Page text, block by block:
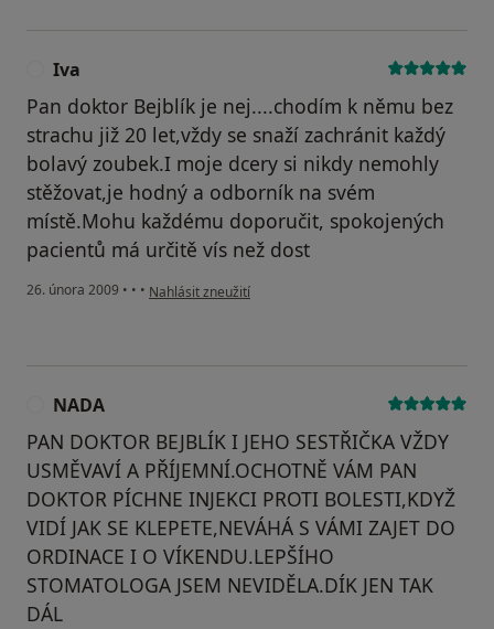
Iva
Pan doktor Bejblík je nej....chodím k němu bez
strachu již 20 let,vždy se snaží zachránit každý
bolavý zoubek.I moje dcery si nikdy nemohly
stěžovat,je hodný a odborník na svém
místě.Mohu každému doporučit, spokojených
pacientů má určitě vís než dost
26. února 2009 • • • podle názoru uživatele Iva
Nahlásit zneužití
NADA
PAN DOKTOR BEJBLÍK I JEHO SESTŘIČKA VŽDY
USMĚVAVÍ A PŘÍJEMNÍ.OCHOTNĚ VÁM PAN
DOKTOR PÍCHNE INJEKCI PROTI BOLESTI,KDYŽ
VIDÍ JAK SE KLEPETE,NEVÁHÁ S VÁMI ZAJET DO
ORDINACE I O VÍKENDU.LEPŠÍHO
STOMATOLOGA JSEM NEVIDĚLA.DÍK JEN TAK
DÁL